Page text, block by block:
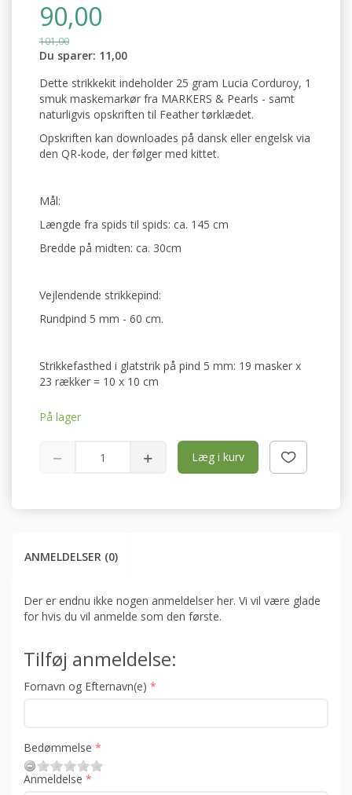
90,00
101,00
Du sparer: 11,00
Dette strikkekit indeholder 25 gram Lucia Corduroy, 1
smuk maskemarkør fra MARKERS & Pearls - samt
naturligvis opskriften til Feather tørklædet.
Opskriften kan downloades på dansk eller engelsk via
den QR-kode, der følger med kittet.
Mål:
Længde fra spids til spids: ca. 145 cm
Bredde på midten: ca. 30cm
Vejlendende strikkepind:
Rundpind 5 mm - 60 cm.
Strikkefasthed i glatstrik på pind 5 mm: 19 masker x
23 rækker = 10 x 10 cm
På lager
Læg i kurv
ANMELDELSER (0)
Der er endnu ikke nogen anmeldelser her. Vi vil være glade
for hvis du vil anmelde som den første.
Tilføj anmeldelse:
Fornavn og Efternavn(e)
Bedømmelse
Anmeldelse